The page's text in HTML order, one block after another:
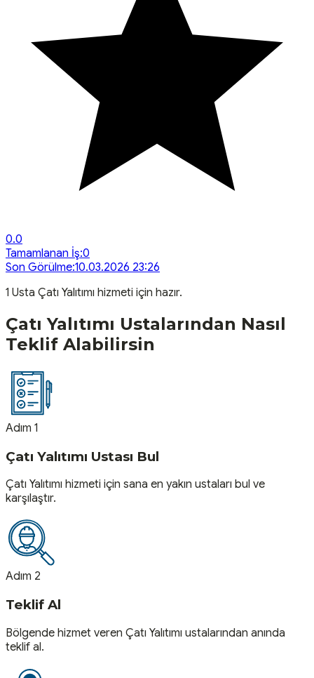
0.0
Tamamlanan İş:0
Son Görülme:10.03.2026 23:26
1 Usta Çatı Yalıtımı hizmeti için hazır.
Çatı Yalıtımı Ustalarından Nasıl
Teklif Alabilirsin
Adım 1
Çatı Yalıtımı Ustası Bul
Çatı Yalıtımı hizmeti için sana en yakın ustaları bul ve
karşılaştır.
Adım 2
Teklif Al
Bölgende hizmet veren Çatı Yalıtımı ustalarından anında
teklif al.